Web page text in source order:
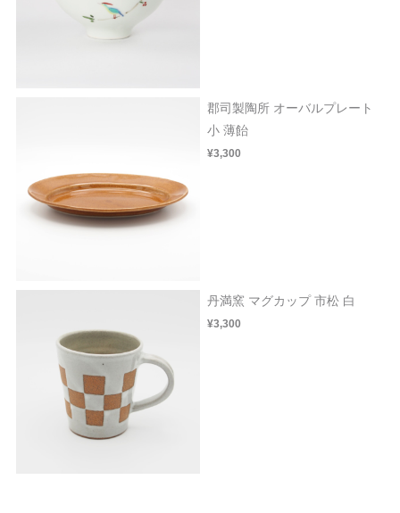
郡司製陶所 オーバルプレート
小 薄飴
¥3,300
丹満窯 マグカップ 市松 白
¥3,300